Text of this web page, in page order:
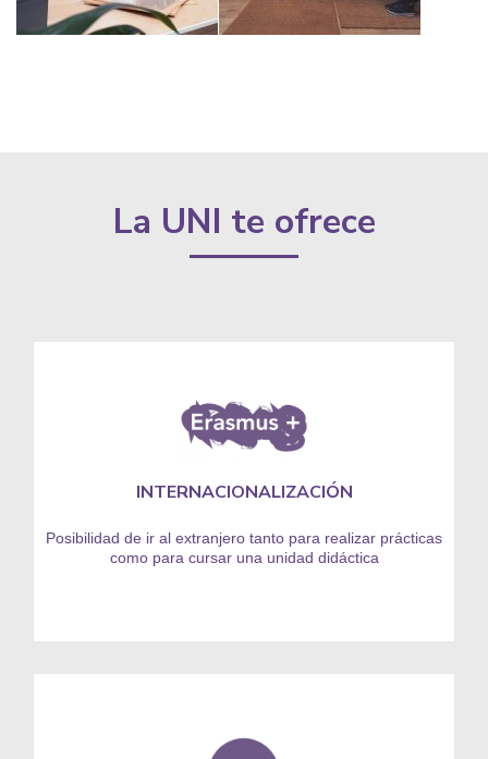
La UNI te ofrece
INTERNACIONALIZACIÓN
Posibilidad de ir al extranjero tanto para realizar prácticas
como para cursar una unidad didáctica